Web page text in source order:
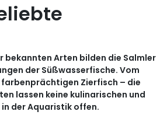
bekannten Arten bilden die Salmler
der Süßwasserfische. Vom
farbenprächtigen Zierfisch – die
lassen keine kulinarischen und
der Aquaristik offen.